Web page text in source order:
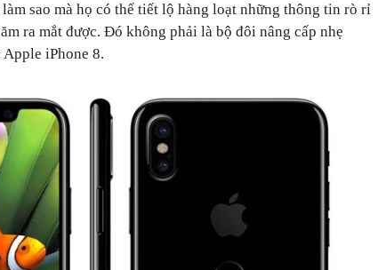
sao mà họ có thể tiết lộ hàng loạt những thông tin rò rỉ
ra mắt được. Đó không phải là bộ đôi nâng cấp nhẹ
Apple iPhone 8.